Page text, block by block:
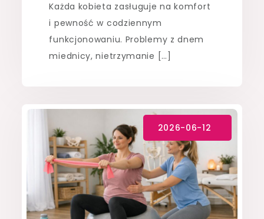
Każda kobieta zasługuje na komfort
i pewność w codziennym
funkcjonowaniu. Problemy z dnem
miednicy, nietrzymanie […]